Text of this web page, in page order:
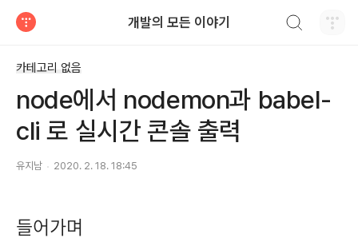
개발의 모든 이야기
카테고리 없음
node에서 nodemon과 babel-
cli 로 실시간 콘솔 출력
유지남 2020. 2. 18. 18:45
들어가며